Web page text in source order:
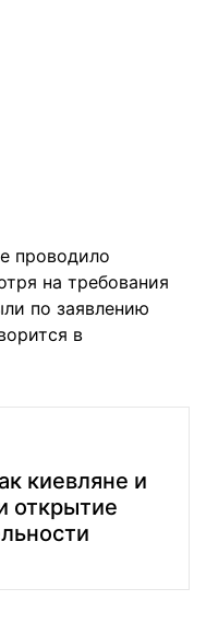
проводило
на требования
по заявлению
в
киевляне и
открытие